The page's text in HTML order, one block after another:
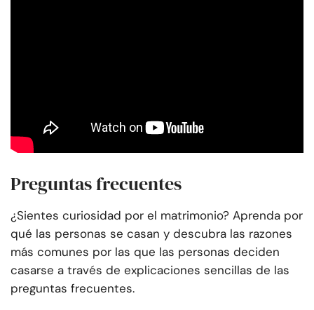
Preguntas frecuentes
¿Sientes curiosidad por el matrimonio? Aprenda por
qué las personas se casan y descubra las razones
más comunes por las que las personas deciden
casarse a través de explicaciones sencillas de las
preguntas frecuentes.